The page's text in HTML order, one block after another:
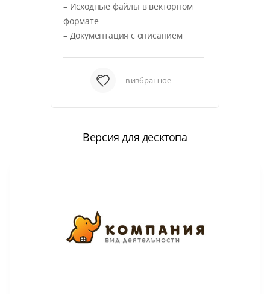
– Исходные файлы в векторном
формате
– Документация с описанием
— в избранное
Версия для десктопа